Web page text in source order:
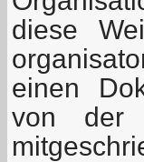
diese
einen
von der